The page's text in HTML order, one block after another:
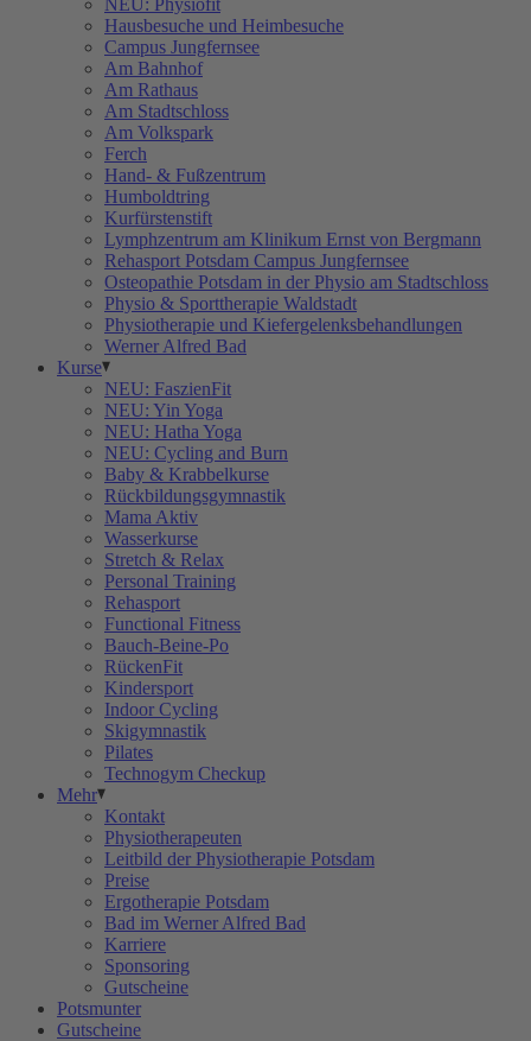
NEU: Physiofit
Hausbesuche und Heimbesuche
Campus Jungfernsee
Am Bahnhof
Am Rathaus
Am Stadtschloss
Am Volkspark
Ferch
Hand- & Fußzentrum
Humboldtring
Kurfürstenstift
Lymphzentrum am Klinikum Ernst von Bergmann
Rehasport Potsdam Campus Jungfernsee
Osteopathie Potsdam in der Physio am Stadtschloss
Physio & Sporttherapie Waldstadt
Physiotherapie und Kiefergelenksbehandlungen
Werner Alfred Bad
Kurse
NEU: FaszienFit
NEU: Yin Yoga
NEU: Hatha Yoga
NEU: Cycling and Burn
Baby & Krabbelkurse
Rückbildungsgymnastik
Mama Aktiv
Wasserkurse
Stretch & Relax
Personal Training
Rehasport
Functional Fitness
Bauch-Beine-Po
RückenFit
Kindersport
Indoor Cycling
Skigymnastik
Pilates
Technogym Checkup
Mehr
Kontakt
Physiotherapeuten
Leitbild der Physiotherapie Potsdam
Preise
Ergotherapie Potsdam
Bad im Werner Alfred Bad
Karriere
Sponsoring
Gutscheine
Potsmunter
Gutscheine